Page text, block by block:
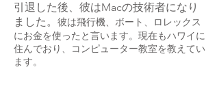
引退した後、彼はMacの技術者になり
ました。 彼は飛行機、ボート、ロレックス
にお金を使ったと言います。現在もハワイに
住んでおり、コンピューター教室を教えてい
ます。